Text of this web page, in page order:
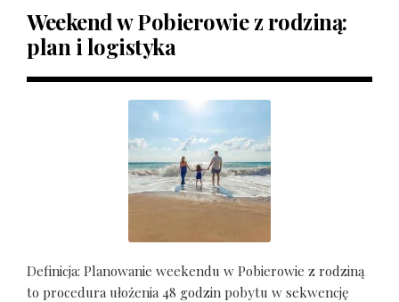
Weekend w Pobierowie z rodziną:
plan i logistyka
Definicja: Planowanie weekendu w Pobierowie z rodziną
to procedura ułożenia 48 godzin pobytu w sekwencję